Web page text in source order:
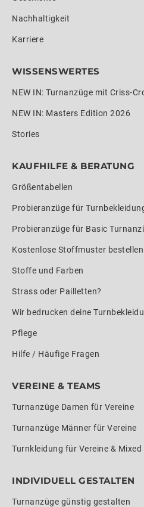
Nachhaltigkeit
Karriere
WISSENSWERTES
NEW IN: Turnanzüge mit Criss-
NEW IN: Masters Edition 2026
Stories
KAUFHILFE & BERATUNG
Größentabellen
Probieranzüge für
Probieranzüge für Basic
Kostenlose Stoffmuster bestellen
Stoffe und Farben
Strass oder Pailletten?
Wir bedrucken deine
Pflege
Hilfe / Häufige Fragen
VEREINE & TEAMS
Turnanzüge Damen für Vereine
Turnanzüge Männer für Vereine
Turnkleidung für Vereine & Mixed
INDIVIDUELL GESTALTEN
Turnanzüge günstig gestalten